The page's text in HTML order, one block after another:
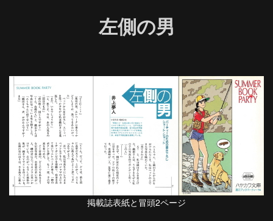
左側の男
掲載誌表紙と冒頭2ページ